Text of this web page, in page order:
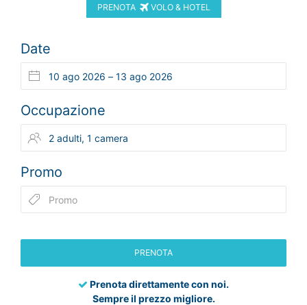
PRENOTA VOLO & HOTEL
Date
Occupazione
Promo
PRENOTA
Prenota direttamente con noi.
Sempre il prezzo migliore.